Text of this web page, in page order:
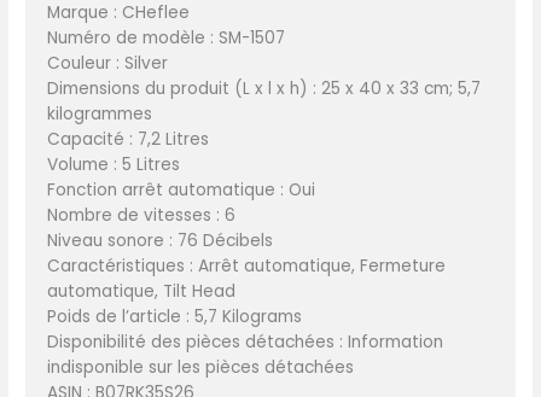
Marque : CHeflee
Numéro de modèle : SM-1507
Couleur : Silver
Dimensions du produit (L x l x h) : 25 x 40 x 33 cm; 5,7
kilogrammes
Capacité : 7,2 Litres
Volume : 5 Litres
Fonction arrêt automatique : Oui
Nombre de vitesses : 6
Niveau sonore : 76 Décibels
Caractéristiques : Arrêt automatique, Fermeture
automatique, Tilt Head
Poids de l’article : 5,7 Kilograms
Disponibilité des pièces détachées : Information
indisponible sur les pièces détachées